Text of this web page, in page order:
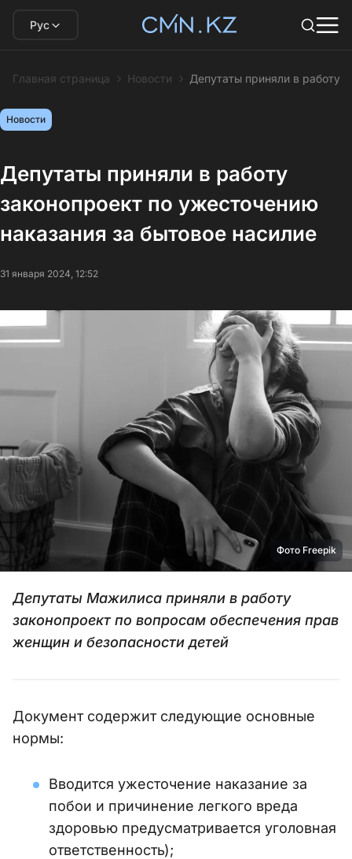
Рус
Главная страница Новости Депутаты приняли в работу
Новости
Депутаты приняли в работу
законопроект по ужесточению
наказания за бытовое насилие
31 января 2024, 12:52
Фото Freepik
Депутаты Мажилиса приняли в работу
законопроект по вопросам обеспечения прав
женщин и безопасности детей
Документ содержит следующие основные
нормы:
Вводится ужесточение наказание за
побои и причинение легкого вреда
здоровью предусматривается уголовная
ответственность);